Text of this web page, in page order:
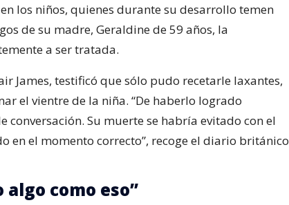
los niños, quienes durante su desarrollo temen
de su madre, Geraldine de 59 años, la
a ser tratada.
James, testificó que sólo pudo recetarle laxantes,
el vientre de la niña. “De haberlo logrado
Su muerte se habría evitado con el
en el momento correcto”, recoge el diario británico
como eso”